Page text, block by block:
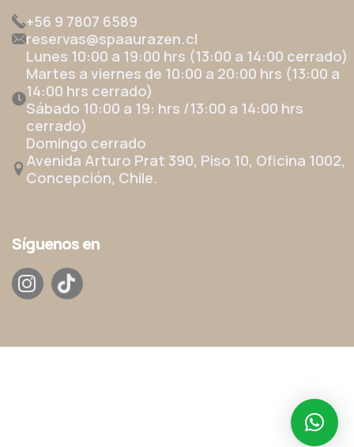
+56 9 7807 6589
reservas@spaaurazen.cl
Lunes 10:00 a 19:00 hrs (13:00 a 14:00 cerrado)
Martes a viernes de 10:00 a 20:00 hrs (13:00 a
14:00 hrs cerrado)
Sábado 10:00 a 19: hrs /13:00 a 14:00 hrs
cerrado)
Domingo cerrado
Avenida Arturo Prat 390, Piso 10, Oficina 1002,
Concepción, Chile.
Síguenos en